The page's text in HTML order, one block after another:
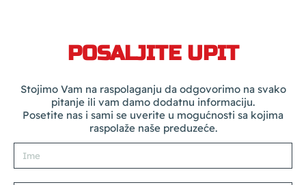
POSALJITE UPIT
Stojimo Vam na raspolaganju da odgovorimo na svako
pitanje ili vam damo dodatnu informaciju.
Posetite nas i sami se uverite u mogućnosti sa kojima
raspolaže naše preduzeće.